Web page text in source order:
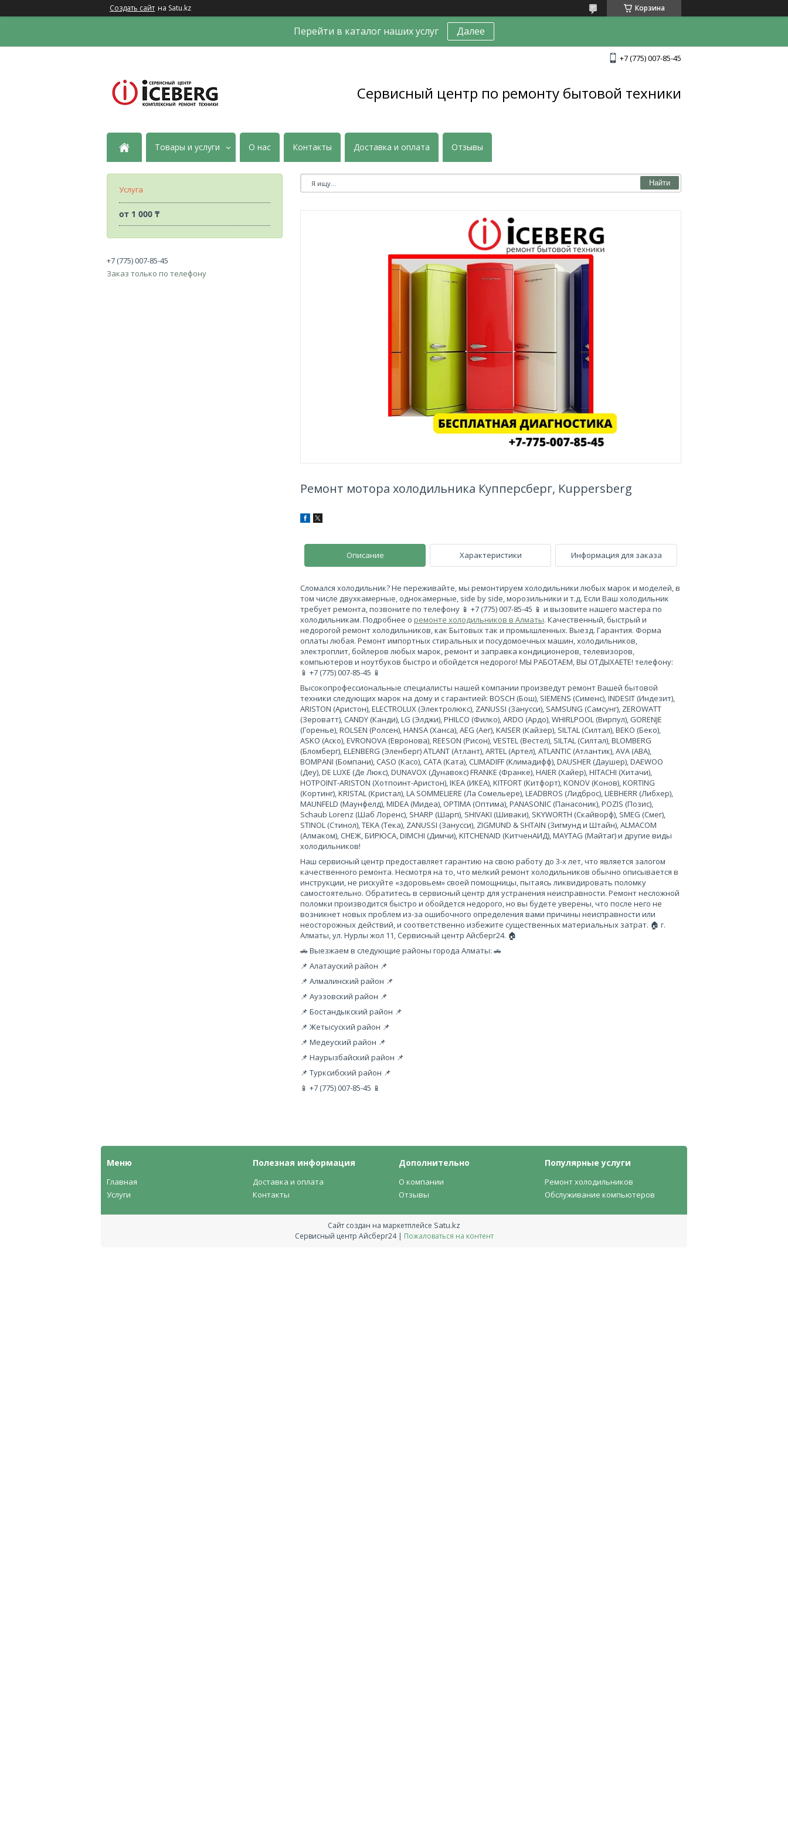
Создать сайт на Satu.kz Корзина
Перейти в каталог наших услуг Далее
+7 (775) 007-85-45
Сервисный центр по ремонту бытовой техники
Товары и услуги О нас Контакты Доставка и оплата Отзывы
Найти
Ремонт мотора холодильника Купперсберг, Kuppersberg
Описание Характеристики Информация для заказа
Сломался холодильник? Не переживайте, мы ремонтируем холодильники любых марок и моделей, в
том числе двухкамерные, однокамерные, side by side, морозильники и т.д. Если Ваш холодильник
требует ремонта, позвоните по телефону 📱 +7 (775) 007-85-45 📱 и вызовите нашего мастера по
холодильникам. Подробнее о ремонте холодильников в Алматы. Качественный, быстрый и
недорогой ремонт холодильников, как Бытовых так и промышленных. Выезд. Гарантия. Форма
оплаты любая. Ремонт импортных стиральных и посудомоечных машин, холодильников,
электроплит, бойлеров любых марок, ремонт и заправка кондиционеров, телевизоров,
компьютеров и ноутбуков быстро и обойдется недорого! МЫ РАБОТАЕМ, ВЫ ОТДЫХАЕТЕ! телефону:
📱 +7 (775) 007-85-45 📱
Высокопрофессиональные специалисты нашей компании произведут ремонт Вашей бытовой
техники следующих марок на дому и с гарантией: BOSCH (Бош), SIEMENS (Сименс), INDESIT (Индезит),
ARISTON (Аристон), ELECTROLUX (Электролюкс), ZANUSSI (Занусси), SAMSUNG (Самсунг), ZEROWATT
(Зероватт), CANDY (Канди), LG (Элджи), PHILCO (Филко), ARDO (Ардо), WHIRLPOOL (Вирпул), GORENJE
(Горенье), ROLSEN (Ролсен), HANSA (Ханса), AEG (Аег), KAISER (Кайзер), SILTAL (Силтал), BEKO (Беко),
ASKO (Аско), EVRONOVA (Евронова), REESON (Рисон), VESTEL (Вестел), SILTAL (Силтал), BLOMBERG
(Бломберг), ELENBERG (Эленберг) ATLANT (Атлант), ARTEL (Артел), ATLANTIC (Атлантик), AVA (АВА),
BOMPANI (Бомпани), CASO (Касо), CATA (Ката), CLIMADIFF (Климадифф), DAUSHER (Даушер), DAEWOO
(Деу), DE LUXE (Де Люкс), DUNAVOX (Дунавокс) FRANKE (Франке), HAIER (Хайер), HITACHI (Хитачи),
HOTPOINT-ARISTON (Хотпоинт-Аристон), IKEA (ИКЕА), KITFORT (Китфорт), KONOV (Конов), KORTING
(Кортинг), KRISTAL (Кристал), LA SOMMELIERE (Ла Сомельере), LEADBROS (Лидброс), LIEBHERR (Либхер),
MAUNFELD (Маунфелд), MIDEA (Мидеа), OPTIMA (Оптима), PANASONIC (Панасоник), POZIS (Позис),
Schaub Lorenz (Шаб Лоренс), SHARP (Шарп), SHIVAKI (Шиваки), SKYWORTH (Скайворф), SMEG (Смег),
STINOL (Стинол), TEKA (Тека), ZANUSSI (Занусси), ZIGMUND & SHTAIN (Зигмунд и Штайн), ALMACOM
(Алмаком), СНЕЖ, БИРЮСА, DIMCHI (Димчи), KITCHENAID (КитченАИД), MAYTAG (Майтаг) и другие виды
холодильников!
Наш сервисный центр предоставляет гарантию на свою работу до 3-х лет, что является залогом
качественного ремонта. Несмотря на то, что мелкий ремонт холодильников обычно описывается в
инструкции, не рискуйте «здоровьем» своей помощницы, пытаясь ликвидировать поломку
самостоятельно. Обратитесь в сервисный центр для устранения неисправности. Ремонт несложной
поломки производится быстро и обойдется недорого, но вы будете уверены, что после него не
возникнет новых проблем из-за ошибочного определения вами причины неисправности или
неосторожных действий, и соответственно избежите существенных материальных затрат. 🏠 г.
Алматы, ул. Нурлы жол 11, Сервисный центр Айсберг24. 🏠
🚗 Выезжаем в следующие районы города Алматы: 🚗
📌 Алатауский район 📌
📌 Алмалинский район 📌
📌 Ауэзовский район 📌
📌 Бостандыкский район 📌
📌 Жетысуский район 📌
📌 Медеуский район 📌
📌 Наурызбайский район 📌
📌 Турксибский район 📌
📱 +7 (775) 007-85-45 📱
Услуга
от 1 000 ₸
+7 (775) 007-85-45
Заказ только по телефону
Меню
Главная
Услуги
Полезная информация
Доставка и оплата
Контакты
Дополнительно
О компании
Отзывы
Популярные услуги
Ремонт холодильников
Обслуживание компьютеров
Сайт создан на маркетплейсе Satu.kz
Сервисный центр Айсберг24 | Пожаловаться на контент